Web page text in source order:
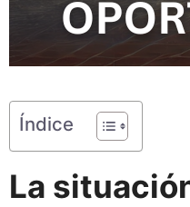
Índice
La